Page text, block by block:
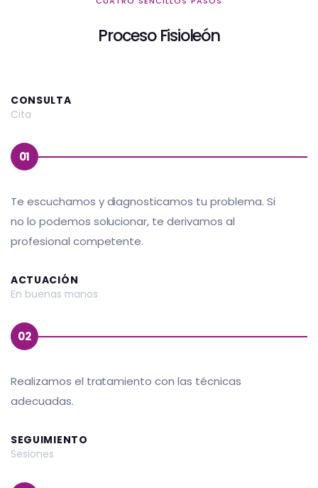
Proceso Fisioleón
CONSULTA
Cita
01
Te escuchamos y diagnosticamos tu problema. Si
no lo podemos solucionar, te derivamos al
profesional competente.
ACTUACIÓN
En buenas manos
02
Realizamos el tratamiento con las técnicas
adecuadas.
SEGUIMIENTO
Sesiones